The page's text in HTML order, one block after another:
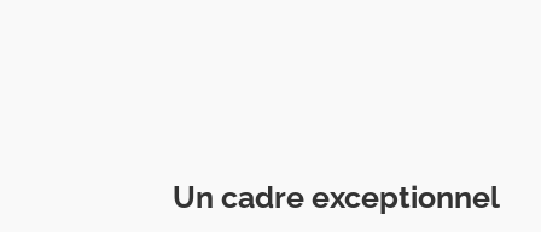
Un cadre exceptionnel